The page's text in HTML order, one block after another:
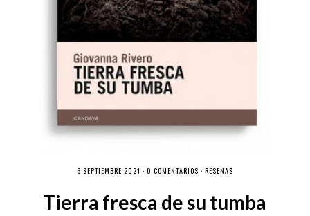
6 SEPTIEMBRE 2021 · 0 COMENTARIOS · RESEÑAS
Tierra fresca de su tumba